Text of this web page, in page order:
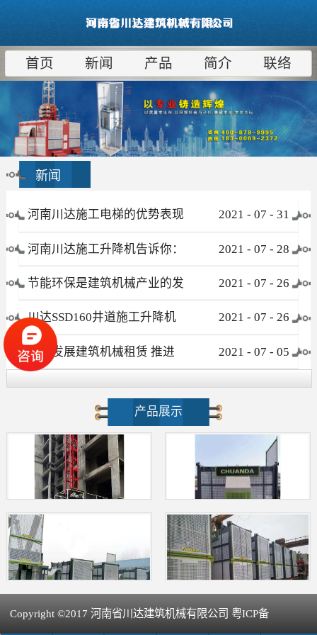
首页 新闻 产品 简介 联络
新闻
河南川达施工电梯的优势表现
在哪些方面
2021 - 07 - 31
河南川达施工升降机告诉你：
为什么租赁比采购更合算
2021 - 07 - 28
节能环保是建筑机械产业的发
展趋势
2021 - 07 - 26
川达SSD160井道施工升降机
介绍
2021 - 07 - 26
大力发展建筑机械租赁 推进
新型建筑工业化进程
2021 - 07 - 05
产品展示
Copyright ©2017 河南省川达建筑机械有限公司 粤ICP备